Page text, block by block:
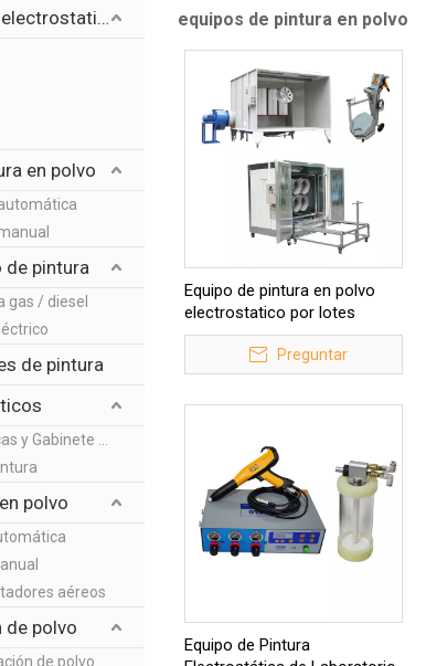
Equipo de pintura electrostatica
en polvo
de pintura
gas / diesel
de pintura
polvo
aéreos
de polvo
de polvo
equipos de pintura en polvo
Equipo de pintura en polvo
electrostatico por lotes
Preguntar
Equipo de Pintura